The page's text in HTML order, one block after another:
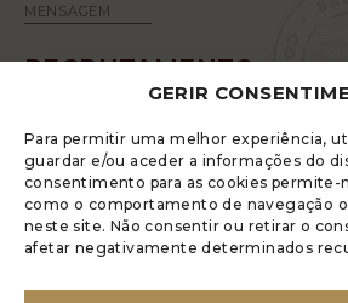
GERIR
Para permitir uma melhor experiência,
guardar e/ou aceder a informações do
consentimento para as cookies permite-
como o comportamento de navegação
neste site. Não consentir ou retirar o
afetar negativamente determinados
MENSAGEM
RECRUTAMENTO
A LUGRADE DISPÕE DE UM LIVRO DE